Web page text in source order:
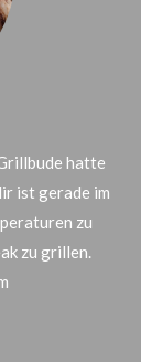
hatte
ist gerade im
zu
zu grillen.